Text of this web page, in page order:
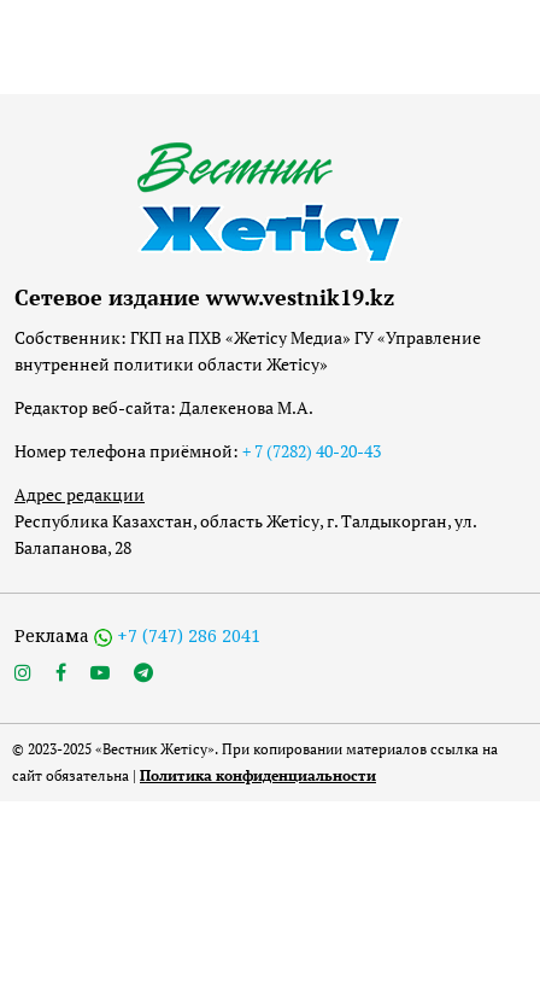
Сетевое издание www.vestnik19.kz
Собственник: ГКП на ПХВ «Жетісу Медиа» ГУ «Управление
внутренней политики области Жетісу»
Редактор веб-сайта: Далекенова М.А.
Номер телефона приёмной: + 7 (7282) 40-20-43
Адрес редакции
Республика Казахстан, область Жетісу, г. Талдыкорган, ул.
Балапанова, 28
Реклама +7 (747) 286 2041
© 2023-2025 «Вестник Жетісу». При копировании материалов ссылка на
сайт обязательна | Политика конфиденциальности